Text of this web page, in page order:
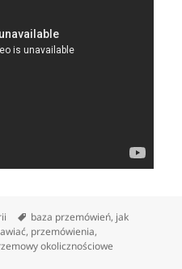
Tagi
baza przemówień, jak
, przemówienia,
okolicznościowe